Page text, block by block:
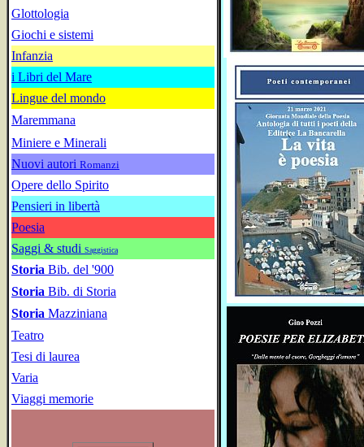
Glottologia
Giochi e sistemi
Infanzia
i Libri del Mare
Lingue del mondo
Maremmana
Miniere e Minerali
Nuovi autori Romanzi
Opere dello Spirito
Pensieri in libertà
Poesia
Saggi & studi Saggistica
Storia Bib. del '900
Storia Bib. di Storia
Storia Mazziniana
Teatro
Tesi di laurea
Varia
Viaggi memorie